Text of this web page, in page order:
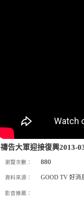
禱告大軍迎接復興2013-
瀏覽次數： 880
資料來源： GOOD TV 好消
影音推薦：